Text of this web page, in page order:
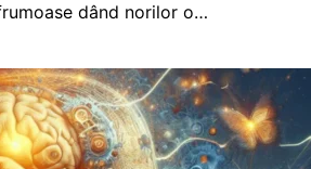
dând norilor o…